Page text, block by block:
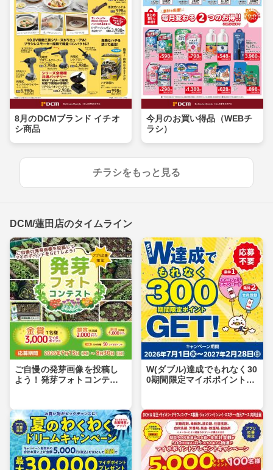
8月のDCMブランド イチオ
シ商品
今月のお買い得品（WEBチ
ラシ）
チラシをもっと見る
DCM/蓮田店のタイムライン
ご自慢の発芽画像を投稿し
よう！発芽フォトコンテス
W(ダブル)達成でもれなく30
0期間限定マイボポイントG